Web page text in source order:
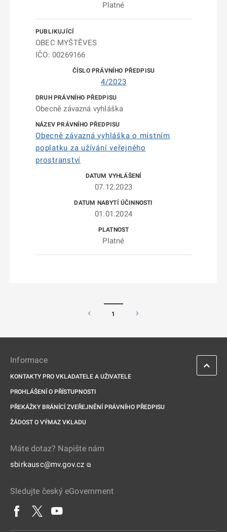
Platné
OBEC MYŠTĚVES
IČO: 00269166
4/2023
Obecně závazná vyhláška
Obecně závazná vyhláška o místním
poplatku za užívání veřejného
prostranství
07.12.2023
01.01.2024
Platné
1
Informace
KONTAKTY PRO VKLADATELE A UŽIVATELE
PROHLÁŠENÍ O PŘÍSTUPNOSTI
PŘEKÁŽKY BRÁNÍCÍ ZVEŘEJNĚNÍ PRÁVNÍHO PŘEDPISU
ŽÁDOST O VÝMAZ VKLADU
Máte dotaz? Napište nám
sbirkausc@mv.gov.cz ⧉
Sledujte český eGovernment